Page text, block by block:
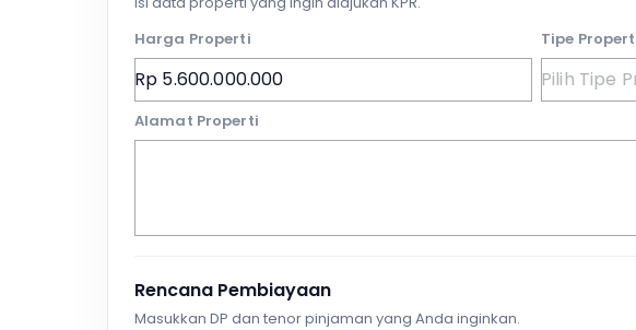
Harga Properti
Tipe
Alamat Properti
Rencana Pembiayaan
Masukkan DP dan tenor pinjaman yang Anda inginkan.